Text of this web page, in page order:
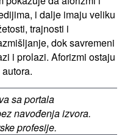
i dalje imaju veliku
trajnosti i
dok savremeni
i prolazi. Aforizmi ostaju
sa portala
navođenja izvora.
profesije.